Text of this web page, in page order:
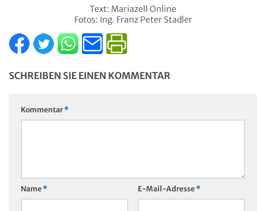
Text: Mariazell Online
Fotos: Ing. Franz Peter Stadler
SCHREIBEN SIE EINEN KOMMENTAR
Kommentar *
Name * E-Mail-Adresse *